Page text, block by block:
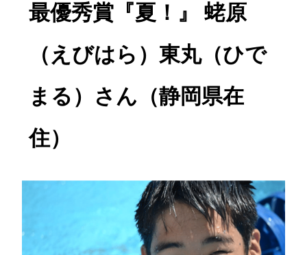
最優秀賞『夏！』 蛯原
（えびはら）東丸（ひで
まる）さん（静岡県在
住）